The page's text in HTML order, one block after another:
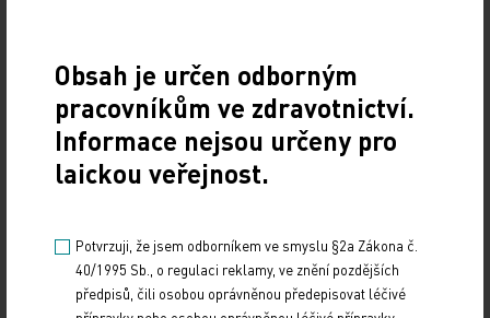
Lékař má léčit, o právní a finanční záležitosti
se může starat profesionál
4. 12. 2017
Prvotním posláním lékaře je léčit. Většinu času by
měl strávit v kontaktu s nemocným. Čím dál více je
V IKEM začala nová éra kardiochirurgie
Obsah je určen odborným
pracovníkům ve zdravotnictví.
Informace nejsou určeny pro
laickou veřejnost.
Potvrzuji, že jsem odborníkem ve smyslu §2a Zákona č.
40/1995 Sb., o regulaci reklamy, ve znění pozdějších
předpisů, čili osobou oprávněnou předepisovat léčivé